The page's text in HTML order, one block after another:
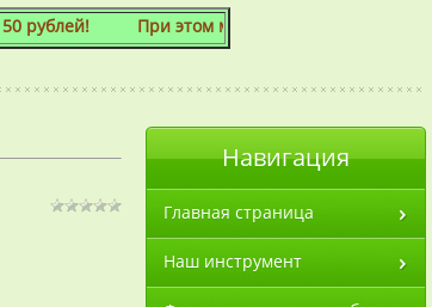
При этом мы готовы скосить даже 1 сотку!
Навигация
Главная страница
Наш инструмент